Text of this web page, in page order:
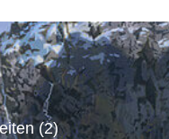
(2)